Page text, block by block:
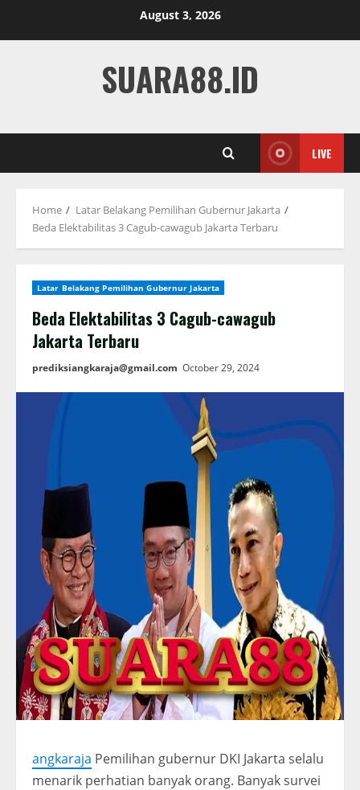
August 3, 2026
SUARA88.ID
LIVE
Home
Latar Belakang Pemilihan Gubernur Jakarta
Beda Elektabilitas 3 Cagub-cawagub Jakarta Terbaru
Latar Belakang Pemilihan Gubernur Jakarta
Beda Elektabilitas 3 Cagub-cawagub
Jakarta Terbaru
prediksiangkaraja@gmail.com October 29, 2024
angkaraja Pemilihan gubernur DKI Jakarta selalu
menarik perhatian banyak orang. Banyak survei